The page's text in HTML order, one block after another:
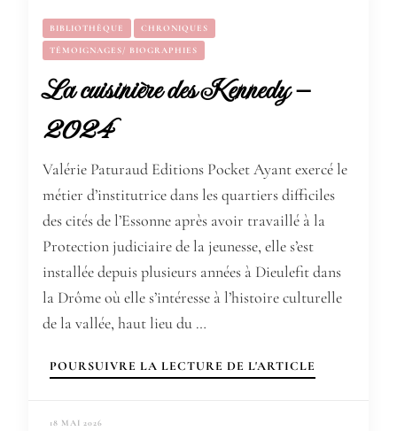
BIBLIOTHÈQUE CHRONIQUES
TÉMOIGNAGES/ BIOGRAPHIES
La cuisinière des Kennedy –
2024
Valérie Paturaud Editions Pocket Ayant exercé le
métier d’institutrice dans les quartiers difficiles
des cités de l’Essonne après avoir travaillé à la
Protection judiciaire de la jeunesse, elle s’est
installée depuis plusieurs années à Dieulefit dans
la Drôme où elle s’intéresse à l’histoire culturelle
de la vallée, haut lieu du …
POURSUIVRE LA LECTURE DE L'ARTICLE
18 MAI 2026